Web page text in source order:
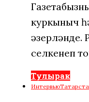
куркыныч
әзерләнде.
селкенеп
Тулырак
Интервью